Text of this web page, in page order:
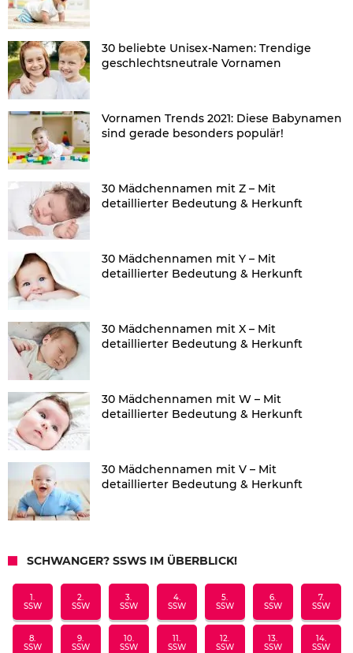
30 beliebte Unisex-Namen: Trendige
geschlechtsneutrale Vornamen
Vornamen Trends 2021: Diese Babynamen
sind gerade besonders populär!
30 Mädchennamen mit Z – Mit
detaillierter Bedeutung & Herkunft
30 Mädchennamen mit Y – Mit
detaillierter Bedeutung & Herkunft
30 Mädchennamen mit X – Mit
detaillierter Bedeutung & Herkunft
30 Mädchennamen mit W – Mit
detaillierter Bedeutung & Herkunft
30 Mädchennamen mit V – Mit
detaillierter Bedeutung & Herkunft
SCHWANGER? SSWS IM ÜBERBLICK!
1.
SSW
2.
SSW
3.
SSW
4.
SSW
5.
SSW
6.
SSW
7.
SSW
8.
SSW
9.
SSW
10.
SSW
11.
SSW
12.
SSW
13.
SSW
14.
SSW